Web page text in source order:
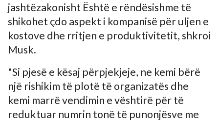
jashtëzakonisht Është e rëndësishme të
shikohet çdo aspekt i kompanisë për uljen e
kostove dhe rritjen e produktivitetit, shkroi
Musk.
"Si pjesë e kësaj përpjekjeje, ne kemi bërë
një rishikim të plotë të organizatës dhe
kemi marrë vendimin e vështirë për të
reduktuar numrin tonë të punonjësve me